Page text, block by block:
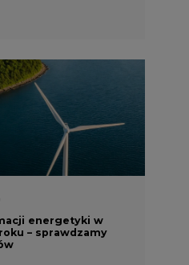
energetyki w
– sprawdzamy